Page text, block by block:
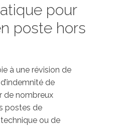
pour
poste hors
à une révision de
de
de nombreux
postes de
ou de